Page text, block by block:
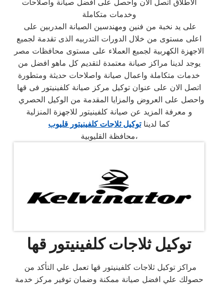
وخدمات متكاملة
اعلى مستوى من خلال الدورات التدربيه الذى تقدمة لجميع
الاجهزة الكهربية لجميع العملاء على مستوى محافظات مصر
يوجد لدينا مراكز صيانة معتمدة لتقديم كل ماهو افضل من
خدمات متكاملة واعمال صيانة واصلاحات حديثة ومتطورة
اتصل الان على عنوان توكيل مركز صيانة كلفينيتور فى قها
و معرفة المزيد عن صيانة كلفينيتور للاجهزة المنزلية
كما لديناتوكيل ثلاجات كلفينيتور قليوب
محافظة القليوبية،
توكيل ثلاجات كلفينيتور قها
حصولك علي افضل صيانة ممكنة وضمان توفير مركز خدمة